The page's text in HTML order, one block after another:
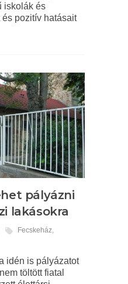
iskolák és
pozitív hatásait
pályázni
lakásokra
Fecskeház
idén is pályázatot
töltött fiatal